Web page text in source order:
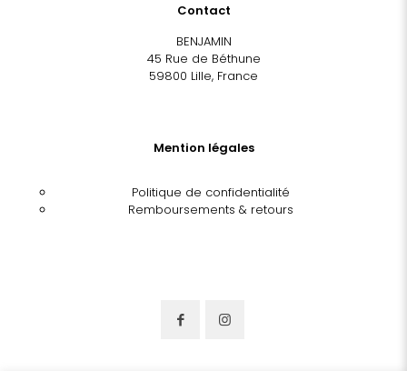
Contact
BENJAMIN
45 Rue de Béthune
59800 Lille, France
Mention légales
Politique de confidentialité
Remboursements & retours